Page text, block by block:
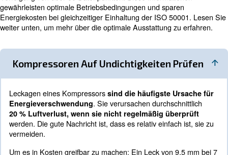
Obwohl Modelle mit variabler Drehzahlregelung (VSD)
am besten zur Senkung der Energiekosten geeignet
kleine/mittlere Maschinen mit fester Drehzahl auch eine
Effizienz bieten. Insbesondere wenn Sie in einem
mittelgroßen IBetrieb wie der Kfz-Werkstatt oder im
arbeiten, ist ein Kompressor mit fester Drehzahl die
Kompressoren mit der ES4000 connect Steuerung
Verfolgung von über 30 Datenpunkten. Diese
gewährleisten optimale Betriebsbedingungen und